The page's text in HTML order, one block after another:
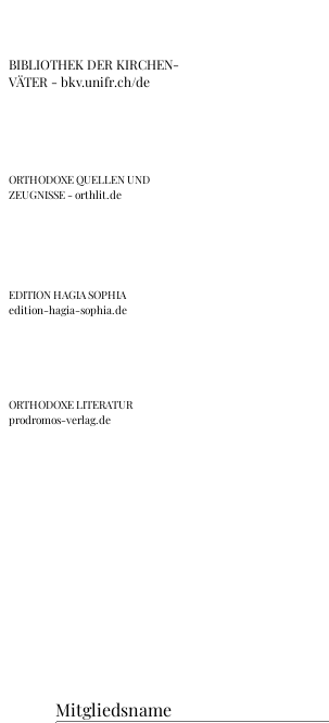
BIBLIOTHEK DER KIRCHEN-
VÄTER - bkv.unifr.ch/de
ORTHODOXE QUELLEN UND
ZEUGNISSE - orthlit.de
EDITION HAGIA SOPHIA
edition-hagia-sophia.de
ORTHODOXE LITERATUR
prodromos-verlag.de
Mitgliedsname